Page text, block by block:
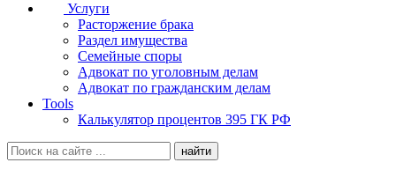
Услуги
Расторжение брака
Раздел имущества
Семейные споры
Адвокат по уголовным делам
Адвокат по гражданским делам
Tools
Калькулятор процентов 395 ГК РФ